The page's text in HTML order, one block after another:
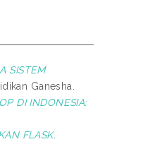
SISTEM
Ganesha.
DI INDONESIA:
FLASK.